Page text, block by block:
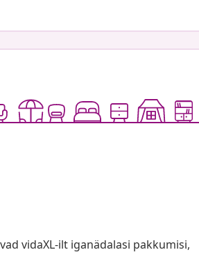
vidaXL-ilt iganädalasi pakkumisi,